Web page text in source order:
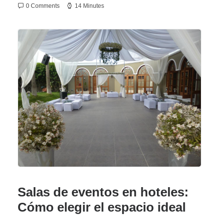
0 Comments 14 Minutes
Salas de eventos en hoteles:
Cómo elegir el espacio ideal